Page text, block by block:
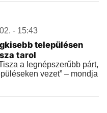
- 15:43
településen
tarol
a legnépszerűbb párt,
vezet” – mondja